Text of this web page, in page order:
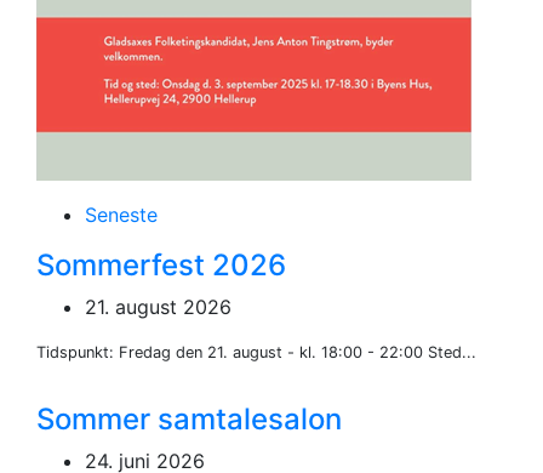
Seneste
Sommerfest 2026
21. august 2026
Tidspunkt: Fredag den 21. august - kl. 18:00 - 22:00 Sted...
Sommer samtalesalon
24. juni 2026